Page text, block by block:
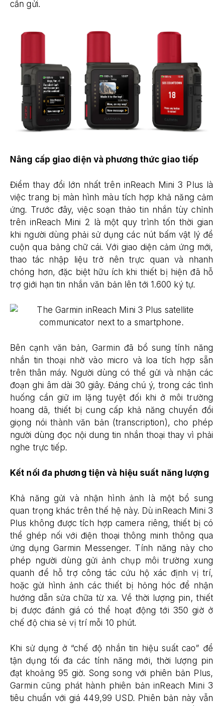
cần gửi.
Nâng cấp giao diện và phương thức giao tiếp
Điểm thay đổi lớn nhất trên inReach Mini 3 Plus là
việc trang bị màn hình màu tích hợp khả năng cảm
ứng. Trước đây, việc soạn thảo tin nhắn tùy chỉnh
trên inReach Mini 2 là một quy trình tốn thời gian
khi người dùng phải sử dụng các nút bấm vật lý để
cuộn qua bảng chữ cái. Với giao diện cảm ứng mới,
thao tác nhập liệu trở nên trực quan và nhanh
chóng hơn, đặc biệt hữu ích khi thiết bị hiện đã hỗ
trợ giới hạn tin nhắn văn bản lên tới 1.600 ký tự.
Bên cạnh văn bản, Garmin đã bổ sung tính năng
nhắn tin thoại nhờ vào micro và loa tích hợp sẵn
trên thân máy. Người dùng có thể gửi và nhận các
đoạn ghi âm dài 30 giây. Đáng chú ý, trong các tình
huống cần giữ im lặng tuyệt đối khi ở môi trường
hoang dã, thiết bị cung cấp khả năng chuyển đổi
giọng nói thành văn bản (transcription), cho phép
người dùng đọc nội dung tin nhắn thoại thay vì phải
nghe trực tiếp.
Kết nối đa phương tiện và hiệu suất năng lượng
Khả năng gửi và nhận hình ảnh là một bổ sung
quan trọng khác trên thế hệ này. Dù inReach Mini 3
Plus không được tích hợp camera riêng, thiết bị có
thể ghép nối với điện thoại thông minh thông qua
ứng dụng Garmin Messenger. Tính năng này cho
phép người dùng gửi ảnh chụp môi trường xung
quanh để hỗ trợ công tác cứu hộ xác định vị trí,
hoặc gửi hình ảnh các thiết bị hỏng hóc để nhận
hướng dẫn sửa chữa từ xa. Về thời lượng pin, thiết
bị được đánh giá có thể hoạt động tới 350 giờ ở
chế độ chia sẻ vị trí mỗi 10 phút.
Khi sử dụng ở “chế độ nhắn tin hiệu suất cao” để
tận dụng tối đa các tính năng mới, thời lượng pin
đạt khoảng 95 giờ. Song song với phiên bản Plus,
Garmin cũng phát hành phiên bản inReach Mini 3
tiêu chuẩn với giá 449,99 USD. Phiên bản này vẫn